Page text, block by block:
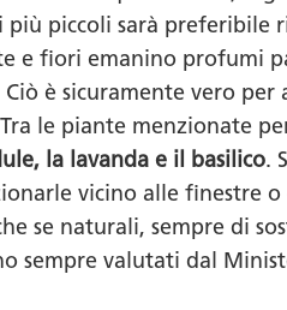
piccoli sarà preferibile
e fiori emanino profumi
è sicuramente vero per
le piante menzionate
la lavanda e il basilico.
vicino alle finestre
se naturali, sempre di
sempre valutati dal